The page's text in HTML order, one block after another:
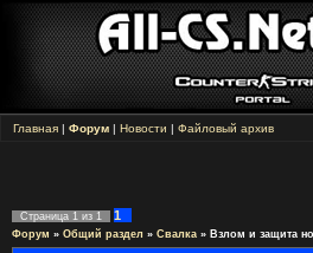
Главная | Форум | Новости | Файловый архив
Страница 1 из 1 1
Форум » Общий раздел » Свалка » Взлом и защита